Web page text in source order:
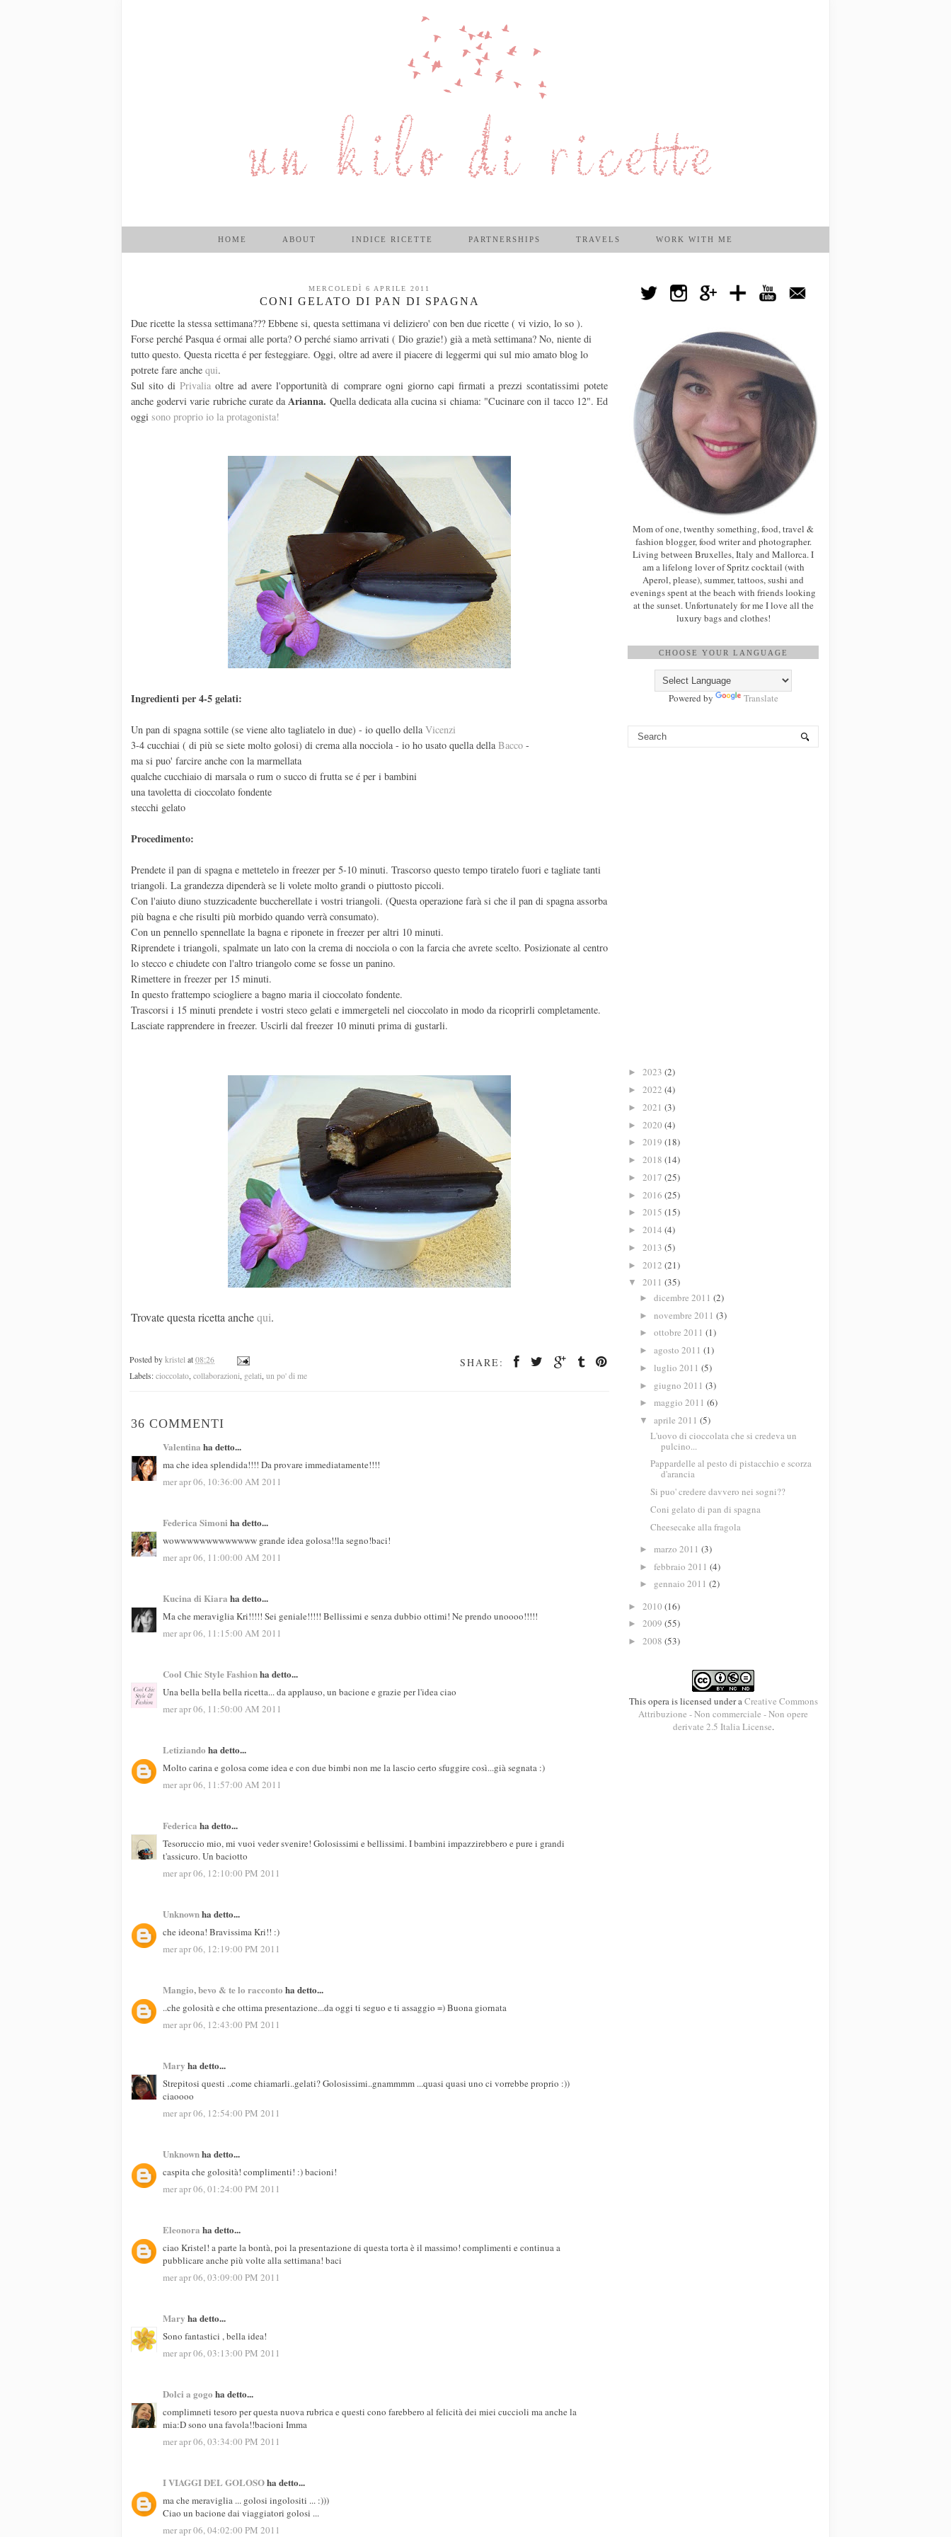
HOME ABOUT INDICE RICETTE PARTNERSHIPS TRAVELS WORK WITH ME
MERCOLEDÌ 6 APRILE 2011
CONI GELATO DI PAN DI SPAGNA
Due ricette la stessa settimana??? Ebbene si, questa settimana vi deliziero' con ben due ricette ( vi vizio, lo so ).
Forse perché Pasqua é ormai alle porta? O perché siamo arrivati ( Dio grazie!) già a metà settimana? No, niente di
tutto questo. Questa ricetta é per festeggiare. Oggi, oltre ad avere il piacere di leggermi qui sul mio amato blog lo
potrete fare anche qui.
Sul sito diPrivalia oltre ad avere l'opportunità di comprare ogni giorno capi firmati a prezzi scontatissimi potete
anche godervi varie rubriche curate daArianna. Quella dedicata alla cucina si chiama: "Cucinare con il tacco 12". Ed
oggi sono proprio io la protagonista!
Ingredienti per 4-5 gelati:
Un pan di spagna sottile (se viene alto tagliatelo in due) - io quello dellaVicenzi
3-4 cucchiai ( di più se siete molto golosi) di crema alla nocciola - io ho usato quella dellaBacco -
ma si puo' farcire anche con la marmellata
qualche cucchiaio di marsala o rum o succo di frutta se é per i bambini
una tavoletta di cioccolato fondente
stecchi gelato
Procedimento:
Prendete il pan di spagna e mettetelo in freezer per 5-10 minuti. Trascorso questo tempo tiratelo fuori e tagliate tanti
triangoli. La grandezza dipenderà se li volete molto grandi o piuttosto piccoli.
Con l'aiuto diuno stuzzicadente buccherellate i vostri triangoli. (Questa operazione farà si che il pan di spagna assorba
più bagna e che risulti più morbido quando verrà consumato).
Con un pennello spennellate la bagna e riponete in freezer per altri 10 minuti.
Riprendete i triangoli, spalmate un lato con la crema di nocciola o con la farcia che avrete scelto. Posizionate al centro
lo stecco e chiudete con l'altro triangolo come se fosse un panino.
Rimettere in freezer per 15 minuti.
In questo frattempo sciogliere a bagno maria il cioccolato fondente.
Trascorsi i 15 minuti prendete i vostri steco gelati e immergeteli nel cioccolato in modo da ricoprirli completamente.
Lasciate rapprendere in freezer. Uscirli dal freezer 10 minuti prima di gustarli.
Trovate questa ricetta anchequi.
SHARE:
Posted by kristel at 08:26
Labels: cioccolato, collaborazioni, gelati, un po' di me
36 COMMENTI
Valentina ha detto...
ma che idea splendida!!!! Da provare immediatamente!!!!
mer apr 06, 10:36:00 AM 2011
Federica Simoni ha detto...
wowwwwwwwwwwwww grande idea golosa!!la segno!baci!
mer apr 06, 11:00:00 AM 2011
Kucina di Kiara ha detto...
Ma che meraviglia Kri!!!!! Sei geniale!!!!! Bellissimi e senza dubbio ottimi! Ne prendo unoooo!!!!!
mer apr 06, 11:15:00 AM 2011
Cool Chic Style Fashionha detto...
Una bella bella bella ricetta... da applauso, un bacione e grazie per l'idea ciao
mer apr 06, 11:50:00 AM 2011
Letiziando ha detto...
Molto carina e golosa come idea e con due bimbi non me la lascio certo sfuggire così...già segnata :)
mer apr 06, 11:57:00 AM 2011
Federica ha detto...
Tesoruccio mio, mi vuoi veder svenire! Golosissimi e bellissimi. I bambini impazzirebbero e pure i grandi
t'assicuro. Un baciotto
mer apr 06, 12:10:00 PM 2011
Unknownha detto...
che ideona! Bravissima Kri!! :)
mer apr 06, 12:19:00 PM 2011
Mangio, bevo & te lo racconto ha detto...
..che golosità e che ottima presentazione...da oggi ti seguo e ti assaggio =) Buona giornata
mer apr 06, 12:43:00 PM 2011
Mary ha detto...
Strepitosi questi ..come chiamarli..gelati? Golosissimi..gnammmm ...quasi quasi uno ci vorrebbe proprio :))
ciaoooo
mer apr 06, 12:54:00 PM 2011
Unknownha detto...
caspita che golosità! complimenti! :) bacioni!
mer apr 06, 01:24:00 PM 2011
Eleonora ha detto...
ciao Kristel! a parte la bontà, poi la presentazione di questa torta è il massimo! complimenti e continua a
pubblicare anche più volte alla settimana! baci
mer apr 06, 03:09:00 PM 2011
Mary ha detto...
Sono fantastici , bella idea!
mer apr 06, 03:13:00 PM 2011
Dolci a gogo ha detto...
complimneti tesoro per questa nuova rubrica e questi cono farebbero al felicità dei miei cuccioli ma anche la
mia:D sono una favola!!bacioni Imma
mer apr 06, 03:34:00 PM 2011
I VIAGGI DEL GOLOSOha detto...
ma che meraviglia ... golosi ingolositi ... :)))
Ciao un bacione dai viaggiatori golosi ...
mer apr 06, 04:02:00 PM 2011
Mom of one, twenthy something, food, travel &
fashion blogger, food writer and photographer.
Living between Bruxelles, Italy and Mallorca. I
am a lifelong lover of Spritz cocktail (with
Aperol, please), summer, tattoos, sushi and
evenings spent at the beach with friends looking
at the sunset. Unfortunately for me I love all the
luxury bags and clothes!
CHOOSE YOUR LANGUAGE
Powered by Translate
► 2023 (2)
► 2022 (4)
► 2021 (3)
► 2020 (4)
► 2019 (18)
► 2018 (14)
► 2017 (25)
► 2016 (25)
► 2015 (15)
► 2014 (4)
► 2013 (5)
► 2012 (21)
▼ 2011 (35)
► dicembre 2011 (2)
► novembre 2011 (3)
► ottobre 2011 (1)
► agosto 2011 (1)
► luglio 2011 (5)
► giugno 2011 (3)
► maggio 2011 (6)
▼ aprile 2011 (5)
L'uovo di cioccolata che si credeva un
pulcino...
Pappardelle al pesto di pistacchio e scorza
d'arancia
Si puo' credere davvero nei sogni??
Coni gelato di pan di spagna
Cheesecake alla fragola
► marzo 2011 (3)
► febbraio 2011 (4)
► gennaio 2011 (2)
► 2010 (16)
► 2009 (55)
► 2008 (53)
This opera is licensed under aCreative Commons
Attribuzione - Non commerciale - Non opere
derivate 2.5 Italia License.